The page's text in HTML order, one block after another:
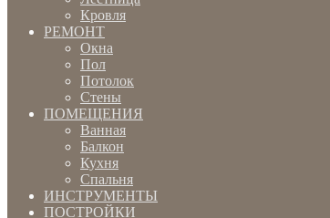
Кровля
РЕМОНТ
Окна
Пол
Потолок
Стены
ПОМЕЩЕНИЯ
Ванная
Балкон
Кухня
Спальня
ИНСТРУМЕНТЫ
ПОСТРОЙКИ